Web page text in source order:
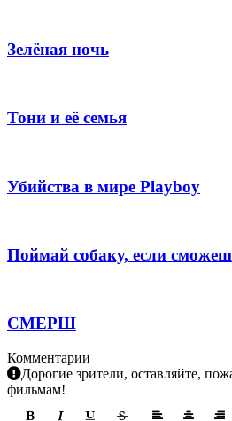
Зелёная ночь
Тони и её семья
Убийства в мире Playboy
Поймай собаку, если
СМЕРШ
Комментарии
Дорогие зрители, оставляйте,
фильмам!